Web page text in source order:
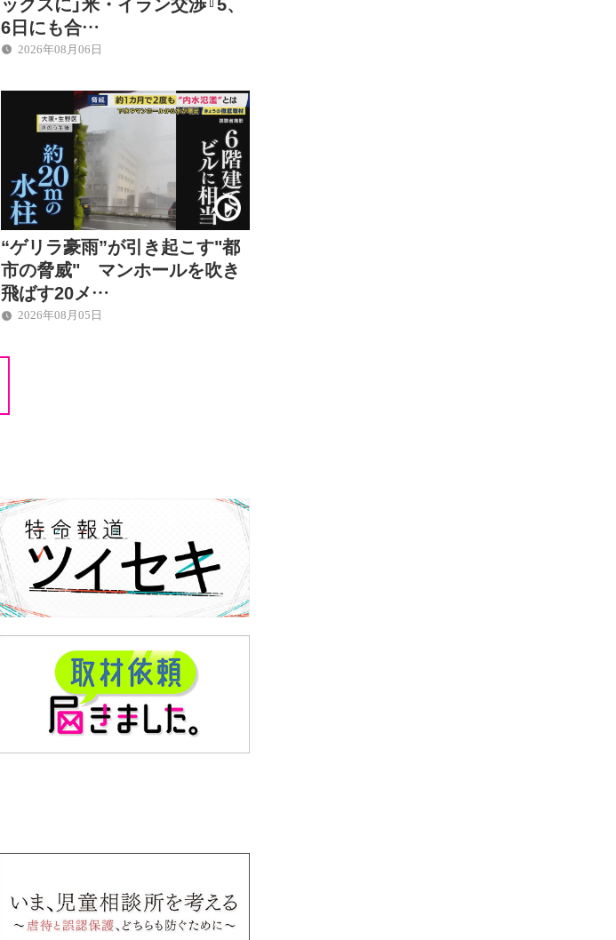
6日にも合…
2026年08月06日
“ゲリラ豪雨”が引き起こす"都
市の脅威" マンホールを吹き
飛ばす20メ…
2026年08月05日